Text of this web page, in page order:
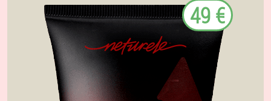
49 €